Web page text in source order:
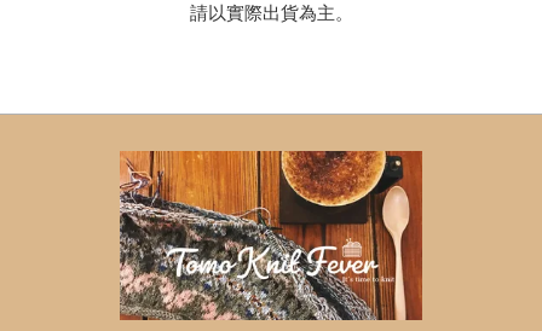
請以實際出貨為主。